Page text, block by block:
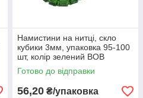
Намистини на нитці, скло
кубики 3мм, упаковка 95-100
шт, колір зелений ВОВ
Готово до відправки
56,20 ₴/упаковка